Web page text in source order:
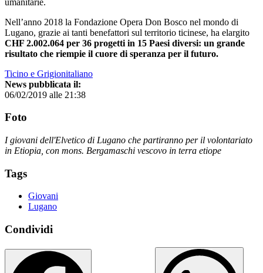
Nell’anno 2018 la Fondazione Opera Don Bosco nel mondo di
Lugano, grazie ai tanti benefattori sul territorio ticinese, ha elargito
CHF 2.002.064 per 36 progetti in 15 Paesi diversi: un grande
risultato che riempie il cuore di speranza per il futuro.
Ticino e Grigionitaliano
News pubblicata il:
06/02/2019 alle 21:38
Foto
I giovani dell'Elvetico di Lugano che partiranno per il volontariato
in Etiopia, con mons. Bergamaschi vescovo in terra etiope
Tags
Giovani
Lugano
Condividi